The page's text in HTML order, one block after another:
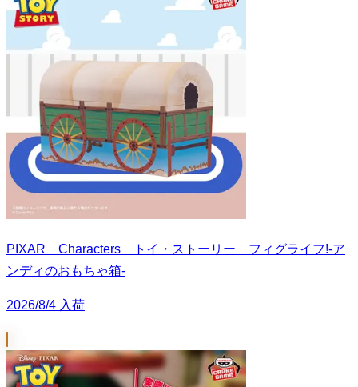
PIXAR Characters トイ・ストーリー フィグライフ!-ア
ンディのおもちゃ箱-
2026/8/4 入荷